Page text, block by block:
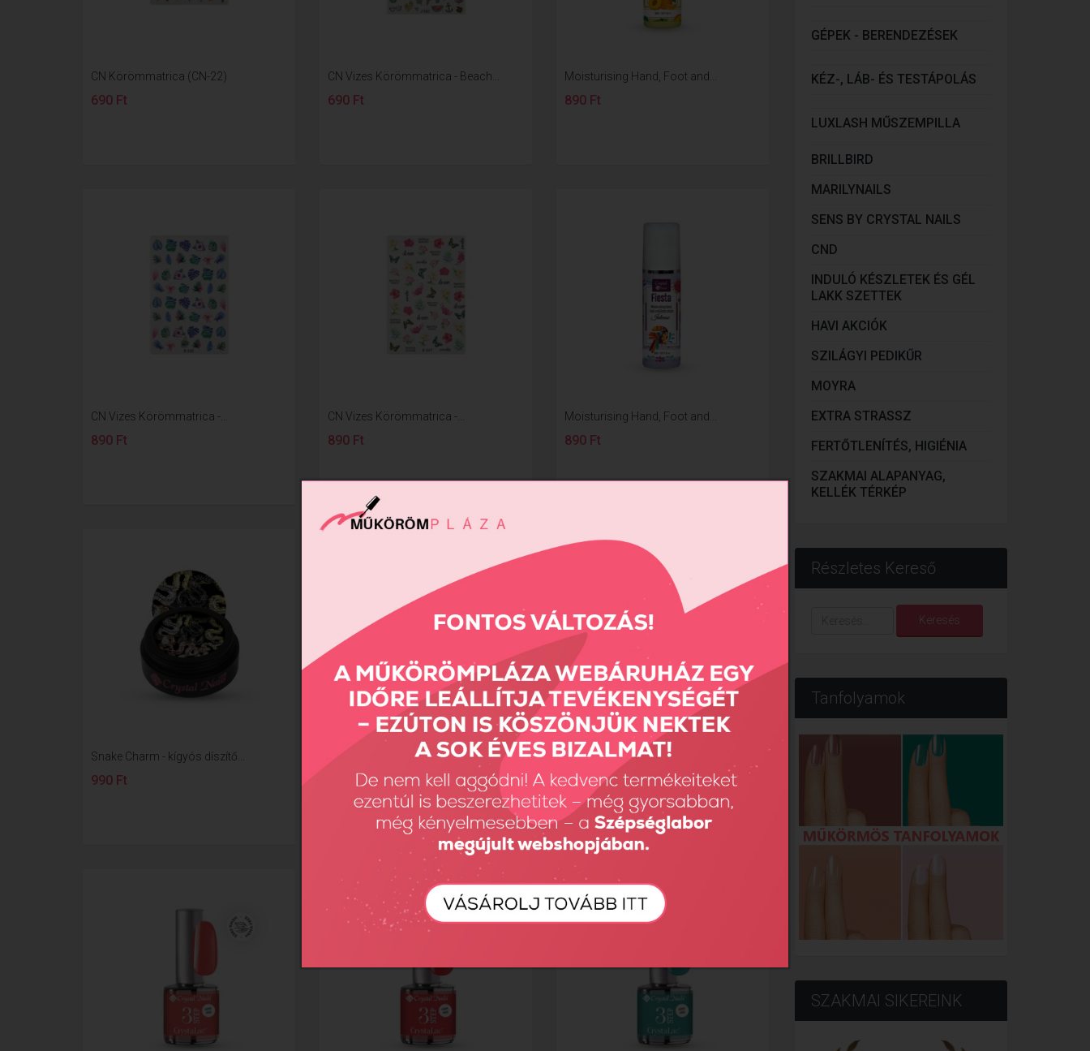
CN Körömmatrica (CN-22)
690 Ft
CN Vizes Körömmatrica - Beach...
690 Ft
Moisturising Hand, Foot and...
890 Ft
CN Vizes Körömmatrica -...
890 Ft
CN Vizes Körömmatrica -...
890 Ft
Moisturising Hand, Foot and...
890 Ft
Snake Charm - kígyós díszítő...
990 Ft
Csiszolókorong papír
1890 Ft
TPO FREE 3 STEP HEMA Free...
2390 Ft
GÉPEK - BERENDEZÉSEK
KÉZ-, LÁB- ÉS TESTÁPOLÁS
LUXLASH MŰSZEMPILLA
BRILLBIRD
MARILYNAILS
SENS BY CRYSTAL NAILS
CND
INDULÓ KÉSZLETEK ÉS GÉL
LAKK SZETTEK
HAVI AKCIÓK
SZILÁGYI PEDIKŰR
MOYRA
EXTRA STRASSZ
FERTŐTLENÍTÉS, HIGIÉNIA
SZAKMAI ALAPANYAG,
KELLÉK TÉRKÉP
Részletes Kereső
Keresés
Tanfolyamok
SZAKMAI SIKEREINK